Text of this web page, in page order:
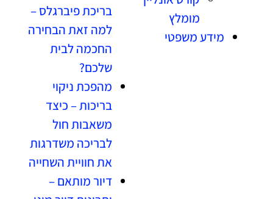
מומלץ
מידע משפטי
בריכת פיברגלס –
למה זאת הבחירה
החכמה לבית
שלכם?
מהפכת ניקוי
בריכות – כיצד
משאבות חול
לבריכה משדרגות
את חוויית השחייה
דיור מותאם –